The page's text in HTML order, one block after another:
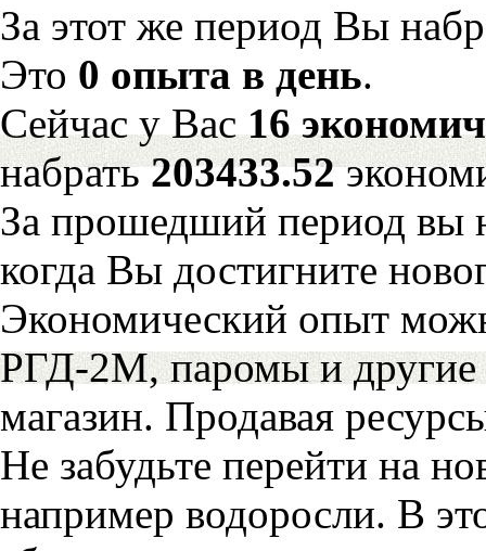
За этот же период Вы
Это 0 опыта в день.
Сейчас у Вас16
набрать203433.52
За прошедший период вы
когда Вы достигните
Экономический опыт
РГД-2М, паромы и другие
магазин. Продавая
Не забудьте перейти на
например водоросли. В